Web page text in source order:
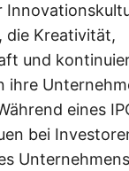
die Kreativität,
und
ihre
eines
bei